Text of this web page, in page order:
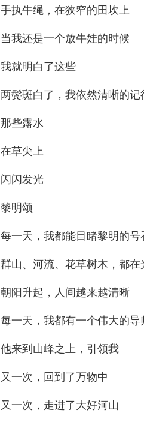
手执牛绳，在狭窄的田坎上
当我还是一个放牛娃的时候
我就明白了这些
两鬓斑白了，我依然清晰的记
那些露水
在草尖上
闪闪发光
黎明颂
每一天，我都能目睹黎明的号
群山、河流、花草树木，都在
朝阳升起，人间越来越清晰
每一天，我都有一个伟大的导
他来到山峰之上，引领我
又一次，回到了万物中
又一次，走进了大好河山